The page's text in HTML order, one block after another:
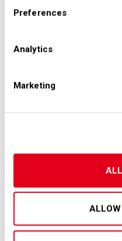
Preferences
Analytics
Marketing
convocazione e,
maggio 2023.
Downloads